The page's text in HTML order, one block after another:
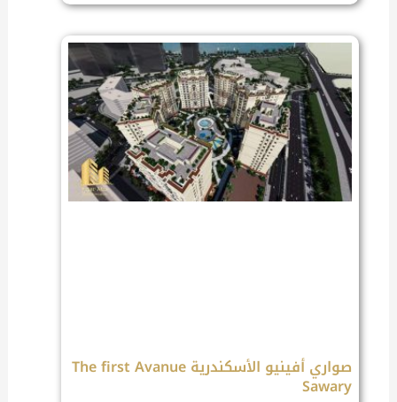
صواري أفينيو الأسكندرية The first Avanue
Sawary